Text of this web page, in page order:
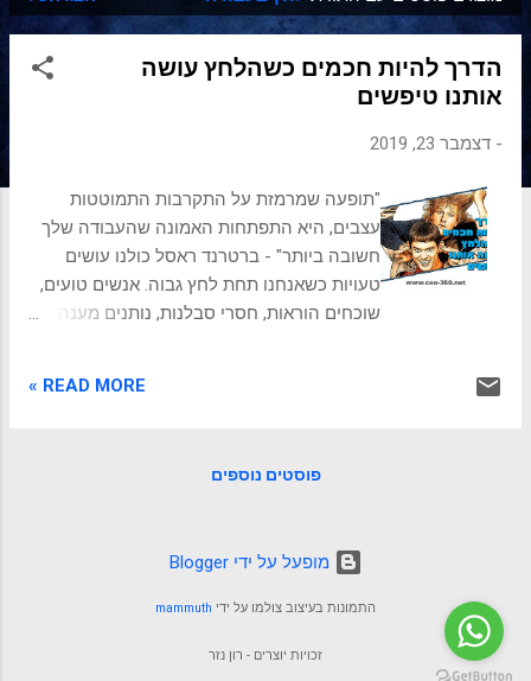
ר
ש
הדרך להיות חכמים כשהלחץ עושה
אותנו טיפשים
- דצמבר 23, 2019
"תופעה שמרמזת על התקרבות התמוטטות
עצבים, היא התפתחות האמונה שהעבודה שלך
חשובה ביותר" - ברטרנד ראסל כולנו עושים
טעויות כשאנחנו תחת לחץ גבוה. אנשים טועים,
שוכחים הוראות, חסרי סבלנות, נותנים מענה
טוב כחברי צוות. הבעיות נובעות מעומס יתר
מוח-לטאה. מוח לטאה הוא החלק הקדמוני
רוצים לברוח, להילחם או לקפוא ולא לזוז, כדי לא
להיראות. האדרנלין קופץ לשמיים, הדופק מהיר
כדי לקלוט יותר אור, ואנחנו נמנעים מתהליכי
READ MORE »
פוסטים נוספים
‏מופעל על ידי Blogger
התמונות בעיצוב צולמו על ידי mammuth
זכויות יוצרים - רון נזר